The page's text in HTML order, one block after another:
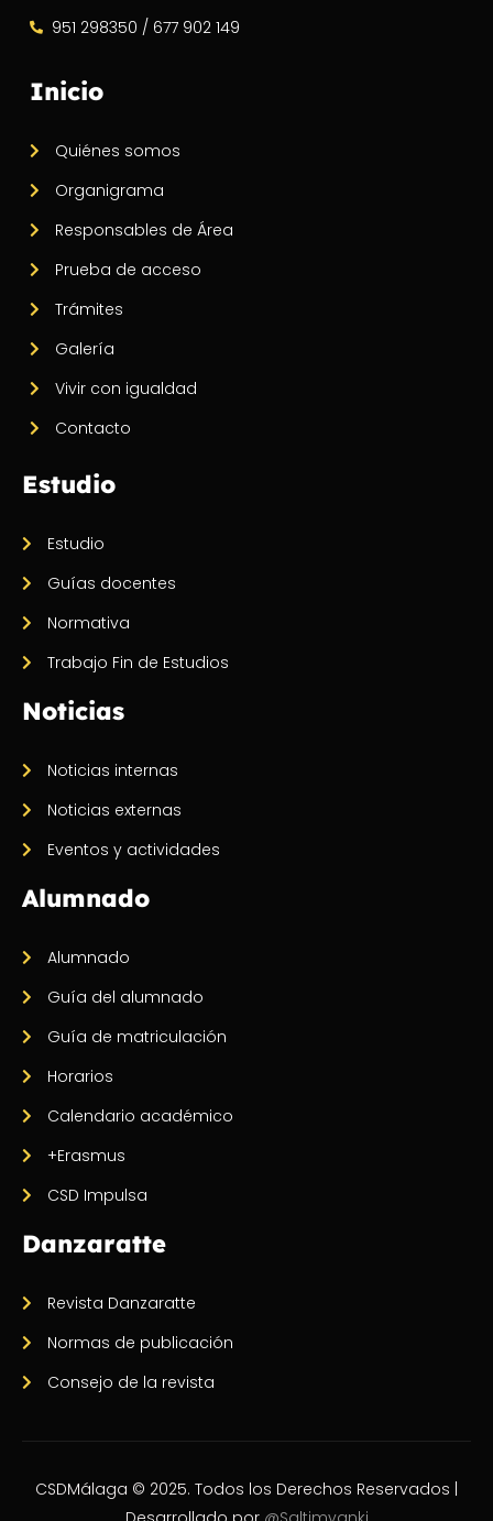
951 298350 / 677 902 149
Inicio
Quiénes somos
Organigrama
Responsables de Área
Prueba de acceso
Trámites
Galería
Vivir con igualdad
Contacto
Estudio
Estudio
Guías docentes
Normativa
Trabajo Fin de Estudios
Noticias
Noticias internas
Noticias externas
Eventos y actividades
Alumnado
Alumnado
Guía del alumnado
Guía de matriculación
Horarios
Calendario académico
+Erasmus
CSD Impulsa
Danzaratte
Revista Danzaratte
Normas de publicación
Consejo de la revista
CSDMálaga © 2025. Todos los Derechos Reservados |